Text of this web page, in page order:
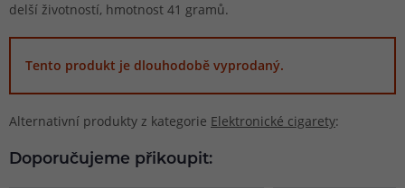
delší životností, hmotnost 41 gramů.
Tento produkt je dlouhodobě vyprodaný.
Alternativní produkty z kategorie Elektronické cigarety:
Doporučujeme přikoupit: